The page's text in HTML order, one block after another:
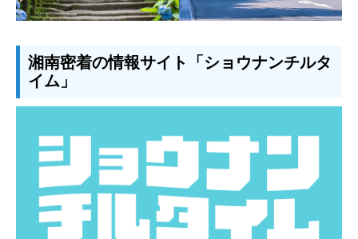
湘南密着の情報サイト「ショウナンチルタ
イム」